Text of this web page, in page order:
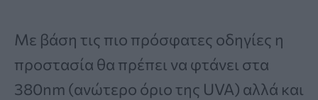
Με βάση τις πιο πρόσφατες οδηγίες η
προστασία θα πρέπει να φτάνει στα
380nm (ανώτερο όριο της UVA) αλλά και